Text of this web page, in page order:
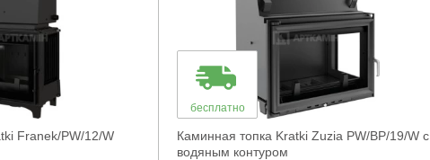
Franek/PW/12/W
бесплатно
Каминная топка Kratki Zuzia PW/BP/19/W с
водяным контуром